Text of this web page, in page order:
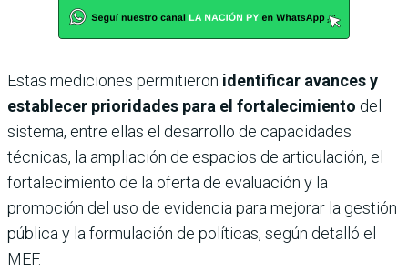
Estas mediciones permitieron identificar avances y
establecer prioridades para el fortalecimiento del
sistema, entre ellas el desarrollo de capacidades
técnicas, la ampliación de espacios de articulación, el
fortalecimiento de la oferta de evaluación y la
promoción del uso de evidencia para mejorar la gestión
pública y la formulación de políticas, según detalló el
MEF.